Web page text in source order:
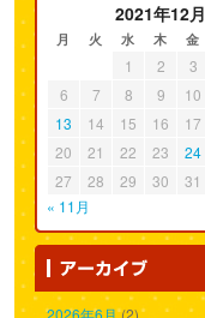
2021年12月
月 火 水 木 金
« 11月
1 2 3
6
7 8 9 10
13
14 15 16 17
20
21 22 23 24
27
28 29 30 31
2026年6月(2)